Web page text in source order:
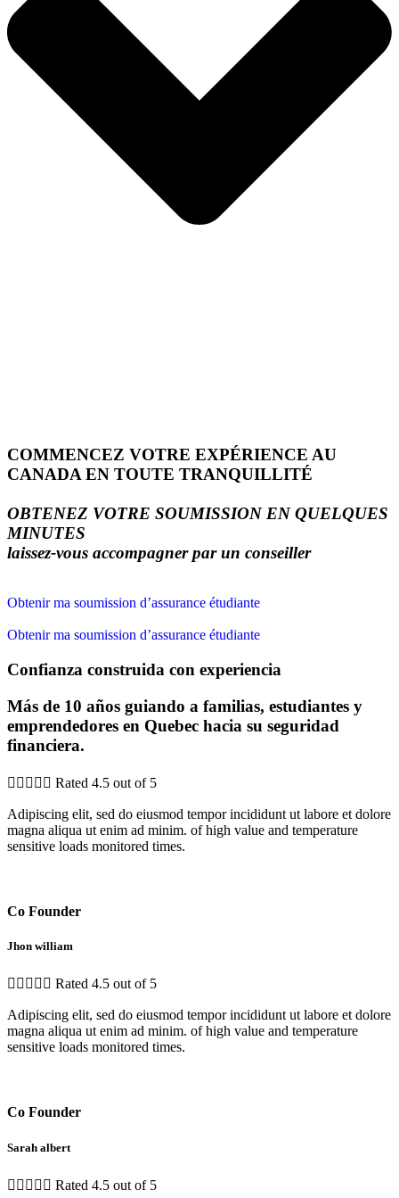
COMMENCEZ VOTRE EXPÉRIENCE AU
CANADA EN TOUTE TRANQUILLITÉ
OBTENEZ VOTRE SOUMISSION EN QUELQUES
MINUTES
laissez-vous accompagner par un conseiller
Obtenir ma soumission d’assurance étudiante
Obtenir ma soumission d’assurance étudiante
Confianza construida con experiencia
Más de 10 años guiando a familias, estudiantes y
emprendedores en Quebec hacia su seguridad
financiera.
     Rated 4.5 out of 5
Adipiscing elit, sed do eiusmod tempor incididunt ut labore et dolore
magna aliqua ut enim ad minim. of high value and temperature
sensitive loads monitored times.
Co Founder
Jhon william
     Rated 4.5 out of 5
Adipiscing elit, sed do eiusmod tempor incididunt ut labore et dolore
magna aliqua ut enim ad minim. of high value and temperature
sensitive loads monitored times.
Co Founder
Sarah albert
     Rated 4.5 out of 5